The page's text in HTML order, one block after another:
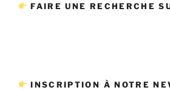
FAIRE UNE RECHERCHE
INSCRIPTION À NOTRE